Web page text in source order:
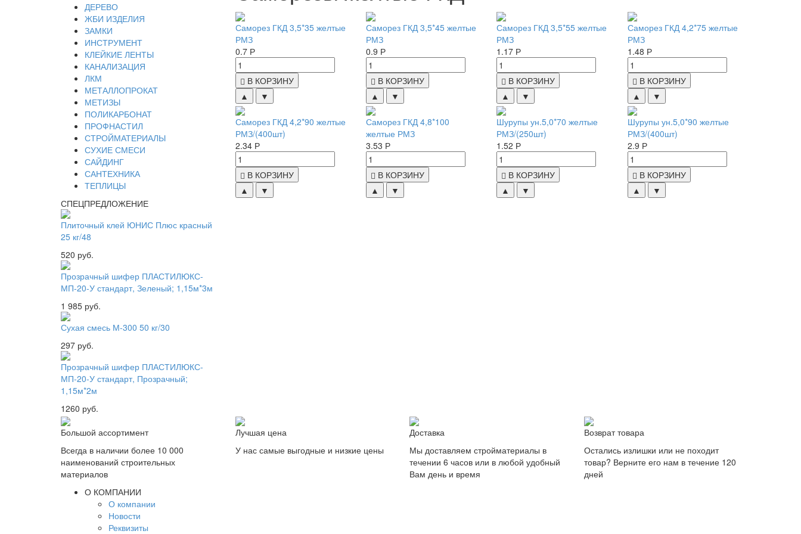
ДЕРЕВО
ЖБИ ИЗДЕЛИЯ
ЗАМКИ
ИНСТРУМЕНТ
КЛЕЙКИЕ ЛЕНТЫ
КАНАЛИЗАЦИЯ
ЛКМ
МЕТАЛЛОПРОКАТ
МЕТИЗЫ
ПОЛИКАРБОНАТ
ПРОФНАСТИЛ
СТРОЙМАТЕРИАЛЫ
СУХИЕ СМЕСИ
САЙДИНГ
САНТЕХНИКА
ТЕПЛИЦЫ
СПЕЦПРЕДЛОЖЕНИЕ
Плиточный клей ЮНИС Плюс красный
25 кг/48
520 руб.
Прозрачный шифер ПЛАСТИЛЮКС-
МП-20-У стандарт, Зеленый; 1,15м*3м
1 985 руб.
Сухая смесь М-300 50 кг/30
297 руб.
Прозрачный шифер ПЛАСТИЛЮКС-
МП-20-У стандарт, Прозрачный;
1,15м*2м
1260 руб.
Саморез ГКД 3,5*35 желтые
РМЗ
0.7 Р
В КОРЗИНУ
▲
▼
Саморез ГКД 3,5*45 желтые
РМЗ
0.9 Р
В КОРЗИНУ
▲
▼
Саморез ГКД 3,5*55 желтые
РМЗ
1.17 Р
В КОРЗИНУ
▲
▼
Саморез ГКД 4,2*75 желтые
РМЗ
1.48 Р
В КОРЗИНУ
▲
▼
Саморез ГКД 4,2*90 желтые
РМЗ/(400шт)
2.34 Р
В КОРЗИНУ
▲
▼
Саморез ГКД 4,8*100
желтые РМЗ
3.53 Р
В КОРЗИНУ
▲
▼
Шурупы ун.5,0*70 желтые
РМЗ/(250шт)
1.52 Р
В КОРЗИНУ
▲
▼
Шурупы ун.5,0*90 желтые
РМЗ/(400шт)
2.9 Р
В КОРЗИНУ
▲
▼
Большой ассортимент
Всегда в наличии более 10 000
наименований строительных
материалов
Лучшая цена
У нас самые выгодные и низкие цены
Доставка
Мы доставляем стройматериалы в
течении 6 часов или в любой удобный
Вам день и время
Возврат товара
Остались излишки или не походит
товар? Верните его нам в течение 120
дней
О КОМПАНИИ
О компании
Новости
Реквизиты